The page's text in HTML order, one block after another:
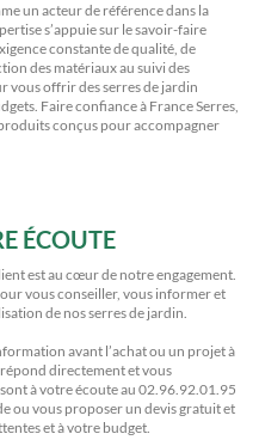
un acteur de référence dans la
s’appuie sur le savoir-faire
constante de qualité, de
des matériaux au suivi des
vous offrir des serres de jardin
Faire confiance à France Serres,
conçus pour accompagner
ÉCOUTE
est au cœur de notre engagement.
vous conseiller, vous informer et
de nos serres de jardin.
avant l’achat ou un projet à
directement et vous
à votre écoute au 02.96.92.01.95
ou vous proposer un devis gratuit et
et à votre budget.